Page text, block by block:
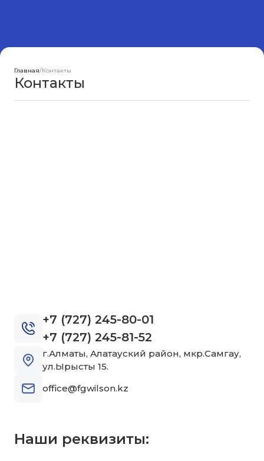
Главная/Контакты
Контакты
+7 (727) 245-80-01
+7 (727) 245-81-52
г.Алматы, Алатауский район, мкр.Самгау,
ул.Ырысты 15.
office@fgwilson.kz
Наши реквизиты: